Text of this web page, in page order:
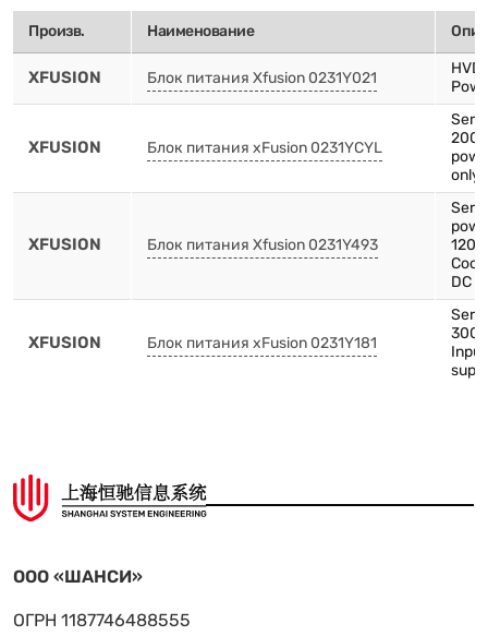
Произв. Наименование
XFUSION Блок питания Xfusion 0231Y021
XFUSION Блок питания xFusion 0231YCYL
only
XFUSION Блок питания Xfusion 0231Y493
DC
XFUSION Блок питания xFusion 0231Y181
ООО «ШАНСИ»
ОГРН 1187746488555